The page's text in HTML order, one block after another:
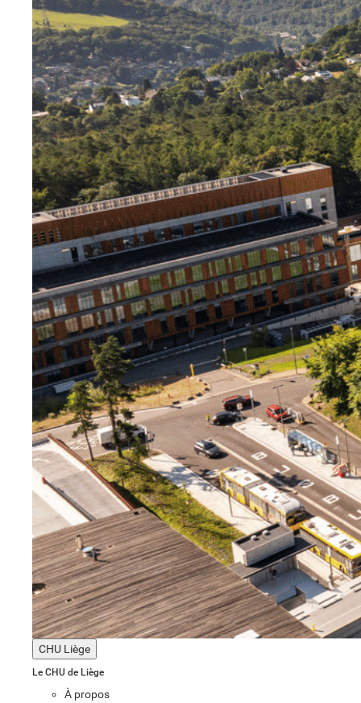
CHU Liège
Le CHU de Liège
À propos